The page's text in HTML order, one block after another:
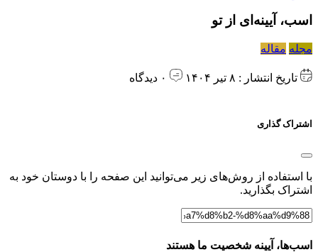
اسب، آیینه‌ای از تو
مجله مقاله
تاریخ انتشار : ۸ تیر ۱۴۰۴
اشتراک گذاری
با استفاده از روش‌های زیر می‌توانید این صفحه را با دوستان خود به
اشتراک بگذارید.
اسب‌ها، آیینه‌ شخصیت ما هستند